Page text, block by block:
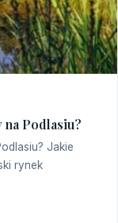
na Podlasiu?
Jakie
rynek